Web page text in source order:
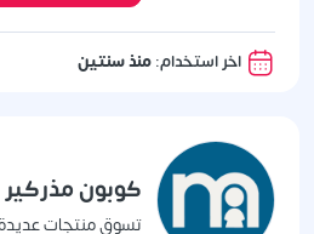
اخر استخدام:منذ سنتين
كوبون مذركير